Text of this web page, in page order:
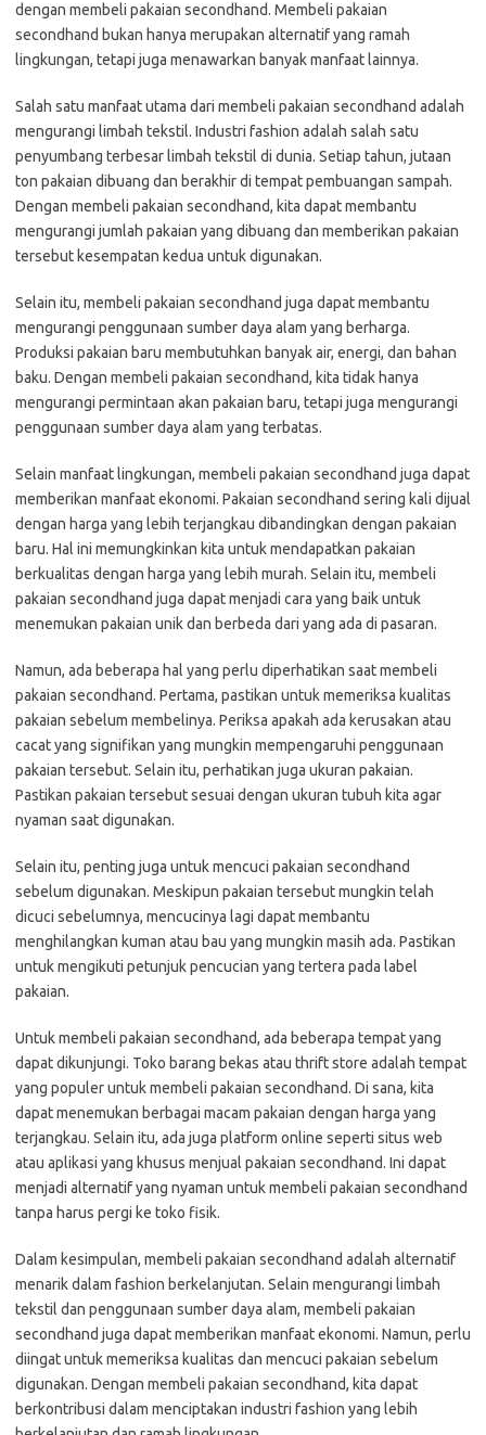
dengan membeli pakaian secondhand. Membeli pakaian
secondhand bukan hanya merupakan alternatif yang ramah
lingkungan, tetapi juga menawarkan banyak manfaat lainnya.
Salah satu manfaat utama dari membeli pakaian secondhand adalah
mengurangi limbah tekstil. Industri fashion adalah salah satu
penyumbang terbesar limbah tekstil di dunia. Setiap tahun, jutaan
ton pakaian dibuang dan berakhir di tempat pembuangan sampah.
Dengan membeli pakaian secondhand, kita dapat membantu
mengurangi jumlah pakaian yang dibuang dan memberikan pakaian
tersebut kesempatan kedua untuk digunakan.
Selain itu, membeli pakaian secondhand juga dapat membantu
mengurangi penggunaan sumber daya alam yang berharga.
Produksi pakaian baru membutuhkan banyak air, energi, dan bahan
baku. Dengan membeli pakaian secondhand, kita tidak hanya
mengurangi permintaan akan pakaian baru, tetapi juga mengurangi
penggunaan sumber daya alam yang terbatas.
Selain manfaat lingkungan, membeli pakaian secondhand juga dapat
memberikan manfaat ekonomi. Pakaian secondhand sering kali dijual
dengan harga yang lebih terjangkau dibandingkan dengan pakaian
baru. Hal ini memungkinkan kita untuk mendapatkan pakaian
berkualitas dengan harga yang lebih murah. Selain itu, membeli
pakaian secondhand juga dapat menjadi cara yang baik untuk
menemukan pakaian unik dan berbeda dari yang ada di pasaran.
Namun, ada beberapa hal yang perlu diperhatikan saat membeli
pakaian secondhand. Pertama, pastikan untuk memeriksa kualitas
pakaian sebelum membelinya. Periksa apakah ada kerusakan atau
cacat yang signifikan yang mungkin mempengaruhi penggunaan
pakaian tersebut. Selain itu, perhatikan juga ukuran pakaian.
Pastikan pakaian tersebut sesuai dengan ukuran tubuh kita agar
nyaman saat digunakan.
Selain itu, penting juga untuk mencuci pakaian secondhand
sebelum digunakan. Meskipun pakaian tersebut mungkin telah
dicuci sebelumnya, mencucinya lagi dapat membantu
menghilangkan kuman atau bau yang mungkin masih ada. Pastikan
untuk mengikuti petunjuk pencucian yang tertera pada label
pakaian.
Untuk membeli pakaian secondhand, ada beberapa tempat yang
dapat dikunjungi. Toko barang bekas atau thrift store adalah tempat
yang populer untuk membeli pakaian secondhand. Di sana, kita
dapat menemukan berbagai macam pakaian dengan harga yang
terjangkau. Selain itu, ada juga platform online seperti situs web
atau aplikasi yang khusus menjual pakaian secondhand. Ini dapat
menjadi alternatif yang nyaman untuk membeli pakaian secondhand
tanpa harus pergi ke toko fisik.
Dalam kesimpulan, membeli pakaian secondhand adalah alternatif
menarik dalam fashion berkelanjutan. Selain mengurangi limbah
tekstil dan penggunaan sumber daya alam, membeli pakaian
secondhand juga dapat memberikan manfaat ekonomi. Namun, perlu
diingat untuk memeriksa kualitas dan mencuci pakaian sebelum
digunakan. Dengan membeli pakaian secondhand, kita dapat
berkontribusi dalam menciptakan industri fashion yang lebih